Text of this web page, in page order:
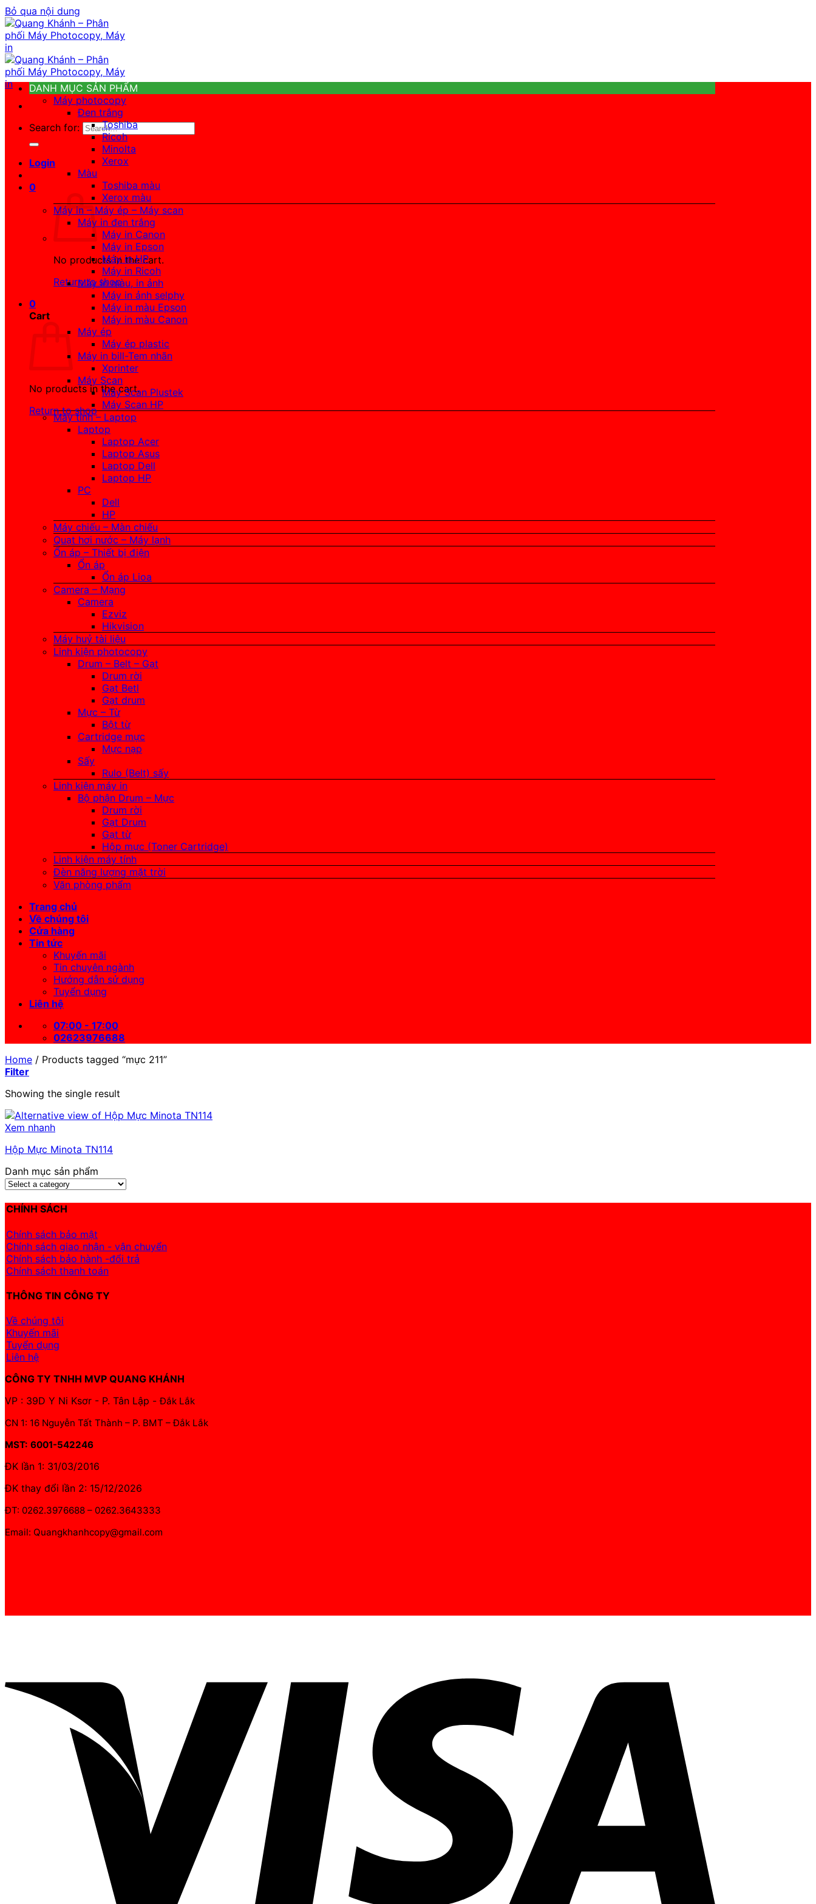
Bỏ qua nội dung
Search for:
Login
0
No products in the cart.
Return to shop
0
Cart
No products in the cart.
Return to shop
DANH MỤC SẢN PHẨM
Máy photocopy
Đen trắng
Toshiba
Ricoh
Minolta
Xerox
Màu
Toshiba màu
Xerox màu
Máy in – Máy ép – Máy scan
Máy in đen trắng
Máy in Canon
Máy in Epson
Máy in HP
Máy in Ricoh
Máy in màu, in ảnh
Máy in ảnh selphy
Máy in màu Epson
Máy in màu Canon
Máy ép
Máy ép plastic
Máy in bill-Tem nhãn
Xprinter
Máy Scan
Máy Scan Plustek
Máy Scan HP
Máy tính – Laptop
Laptop
Laptop Acer
Laptop Asus
Laptop Dell
Laptop HP
PC
Dell
HP
Máy chiếu – Màn chiếu
Quạt hơi nước – Máy lạnh
Ổn áp – Thiết bị điện
Ổn áp
Ổn áp Lioa
Camera – Mạng
Camera
Ezviz
Hikvision
Máy huỷ tài liệu
Linh kiện photocopy
Drum – Belt – Gạt
Drum rời
Gạt Betl
Gạt drum
Mực – Từ
Bột từ
Cartridge mực
Mực nạp
Sấy
Rulo (Belt) sấy
Linh kiện máy in
Bộ phận Drum – Mực
Drum rời
Gạt Drum
Gạt từ
Hộp mực (Toner Cartridge)
Linh kiện máy tính
Đèn năng lượng mặt trời
Văn phòng phẩm
Trang chủ
Về chúng tôi
Cửa hàng
Tin tức
Khuyến mãi
Tin chuyên ngành
Hướng dẫn sử dụng
Tuyển dụng
Liên hệ
07:00 - 17:00
02623976688
Home / Products tagged “mực 211”
Filter
Showing the single result
Xem nhanh
Hộp Mực Minota TN114
Danh mục sản phẩm
CHÍNH SÁCH
Chính sách bảo mật
Chính sách giao nhận - vận chuyển
Chính sách bảo hành -đổi trả
Chính sách thanh toán
THÔNG TIN CÔNG TY
Về chúng tôi
Khuyến mãi
Tuyển dụng
Liên hệ
CÔNG TY TNHH MVP QUANG KHÁNH
VP : 39D Y Ni Ksơr - P. Tân Lập -Đắk Lắk
CN 1: 16 Nguyễn Tất Thành – P. BMT – Đắk Lắk
MST: 6001-542246
ĐK lần 1: 31/03/2016
ĐK thay đổi lần 2: 15/12/2026
ĐT: 0262.3976688 – 0262.3643333
Email: Quangkhanhcopy@gmail.com